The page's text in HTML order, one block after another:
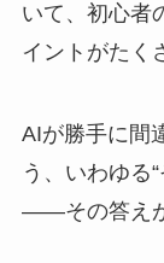
いて、初心者
イントがたく
AIが勝手に間
う、いわゆる
——その答えが